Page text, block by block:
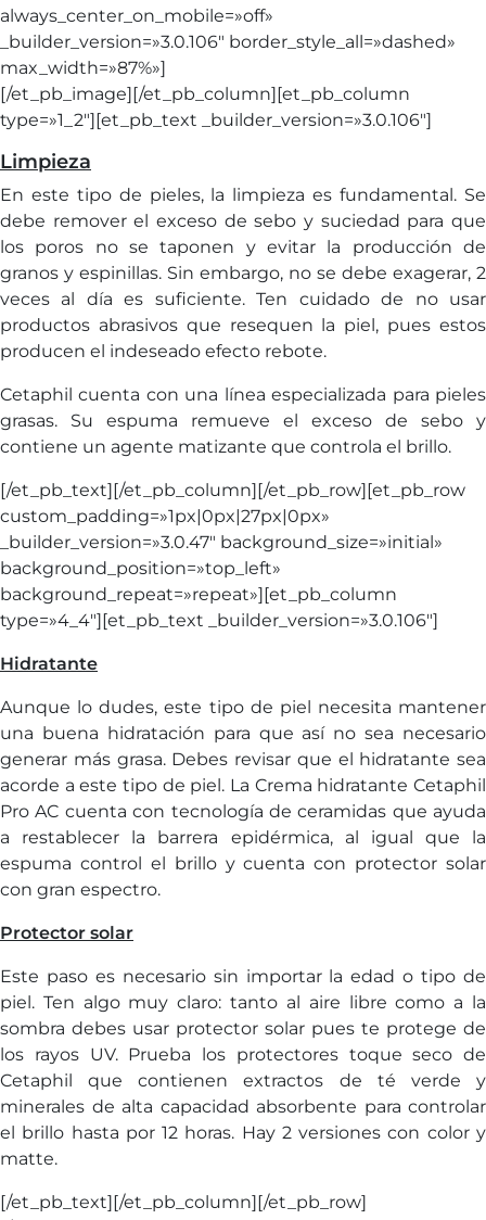
always_center_on_mobile=»off»
_builder_version=»3.0.106″ border_style_all=»dashed»
max_width=»87%»]
[/et_pb_image][/et_pb_column][et_pb_column
type=»1_2″][et_pb_text _builder_version=»3.0.106″]
Limpieza
En este tipo de pieles, la limpieza es fundamental. Se
debe remover el exceso de sebo y suciedad para que
los poros no se taponen y evitar la producción de
granos y espinillas. Sin embargo, no se debe exagerar, 2
veces al día es suficiente. Ten cuidado de no usar
productos abrasivos que resequen la piel, pues estos
producen el indeseado efecto rebote.
Cetaphil cuenta con una línea especializada para pieles
grasas. Su espuma remueve el exceso de sebo y
contiene un agente matizante que controla el brillo.
[/et_pb_text][/et_pb_column][/et_pb_row][et_pb_row
custom_padding=»1px|0px|27px|0px»
_builder_version=»3.0.47″ background_size=»initial»
background_position=»top_left»
background_repeat=»repeat»][et_pb_column
type=»4_4″][et_pb_text _builder_version=»3.0.106″]
Hidratante
Aunque lo dudes, este tipo de piel necesita mantener
una buena hidratación para que así no sea necesario
generar más grasa. Debes revisar que el hidratante sea
acorde a este tipo de piel. La Crema hidratante Cetaphil
Pro AC cuenta con tecnología de ceramidas que ayuda
a restablecer la barrera epidérmica, al igual que la
espuma control el brillo y cuenta con protector solar
con gran espectro.
Protector solar
Este paso es necesario sin importar la edad o tipo de
piel. Ten algo muy claro: tanto al aire libre como a la
sombra debes usar protector solar pues te protege de
los rayos UV. Prueba los protectores toque seco de
Cetaphil que contienen extractos de té verde y
minerales de alta capacidad absorbente para controlar
el brillo hasta por 12 horas. Hay 2 versiones con color y
matte.
[/et_pb_text][/et_pb_column][/et_pb_row]